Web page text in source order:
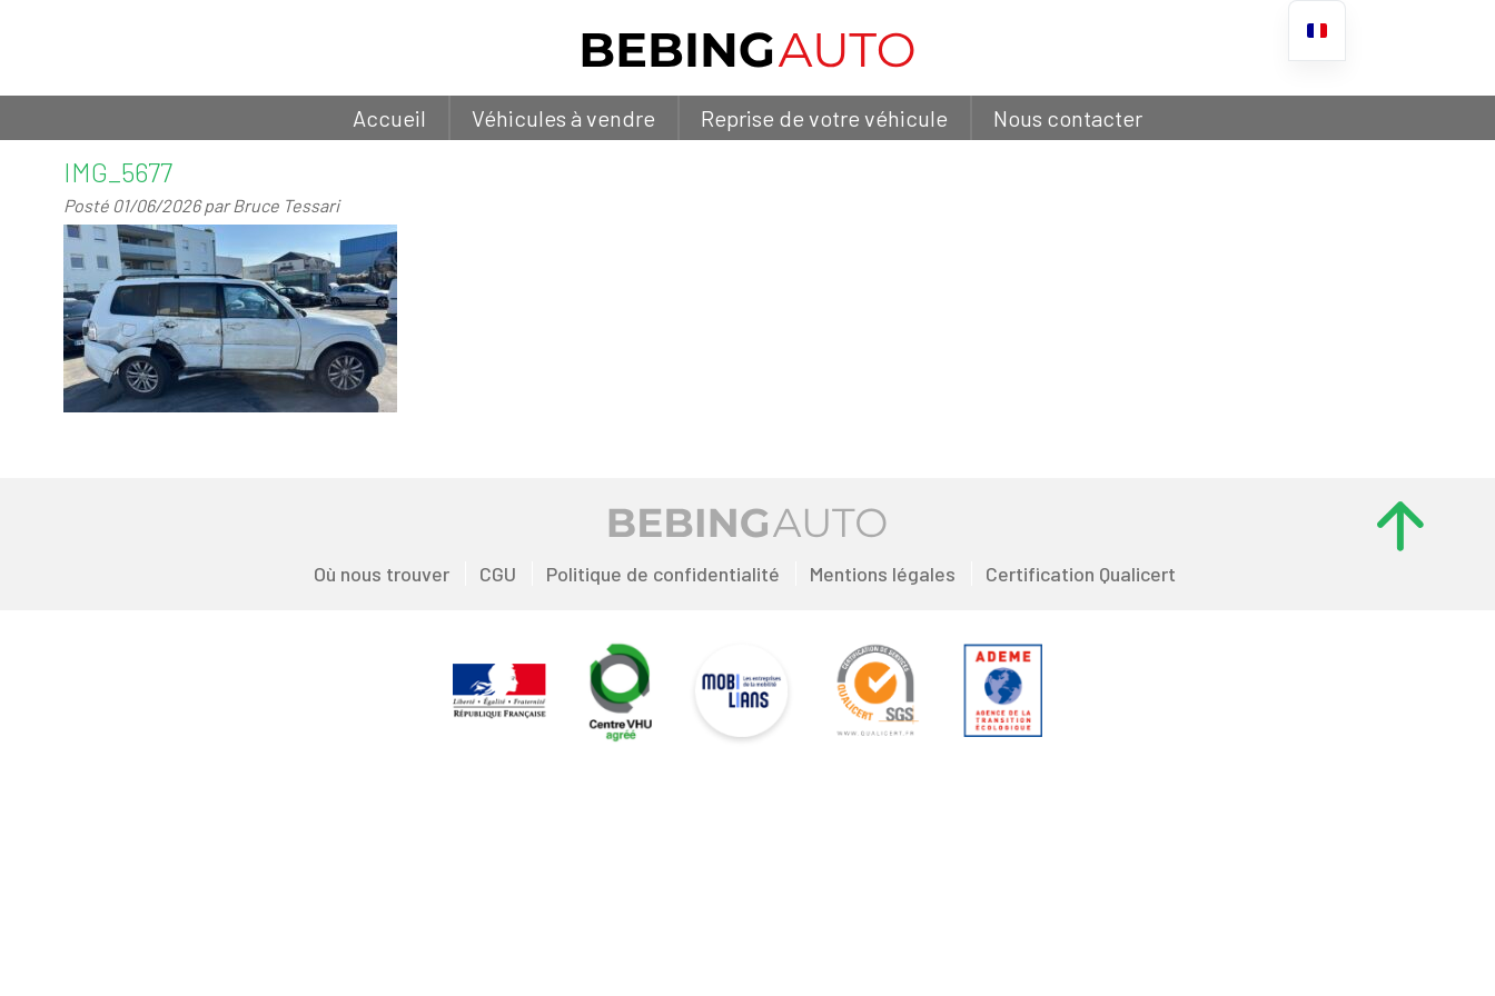
Accueil Véhicules à vendre Reprise de votre véhicule Nous contacter
IMG_5677
Posté 01/06/2026parBruce Tessari
Où nous trouver CGU Politique de confidentialité Mentions légales Certification Qualicert